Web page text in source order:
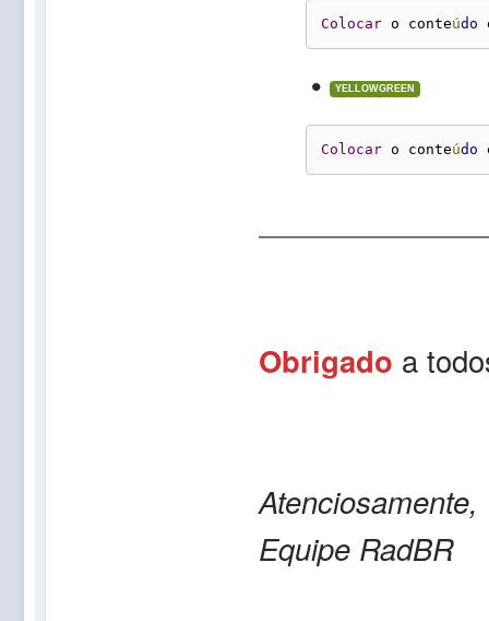
Colocar o conteúdo
• YELLOWGREEN
Colocar o conteúdo
Obrigado a
Atenciosamente,
Equipe RadBR